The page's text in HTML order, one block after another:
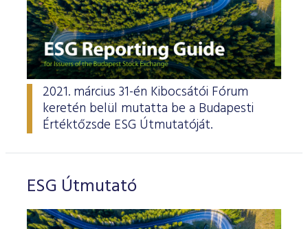
2021. március 31-én Kibocsátói Fórum
keretén belül mutatta be a Budapesti
Értéktőzsde ESG Útmutatóját.
ESG Útmutató